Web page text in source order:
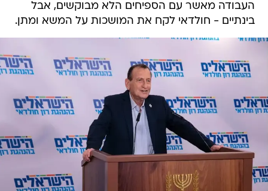
העבודה מאשר עם הספיחים הלא מבוקשים, אבל
בינתיים - חולדאי לקח את המושכות על המשא ומתן.